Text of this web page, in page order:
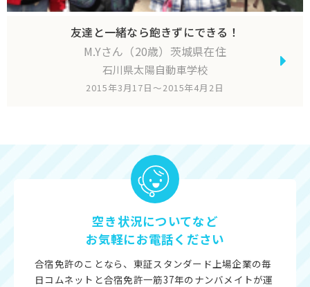
友達と一緒なら飽きずにできる！
M.Yさん（20歳）茨城県在住
石川県太陽自動車学校
2015年3月17日～2015年4月2日
空き状況についてなど
お気軽にお電話ください
合宿免許のことなら、東証スタンダード上場企業の毎
日コムネットと合宿免許一筋37年のナンバメイトが運